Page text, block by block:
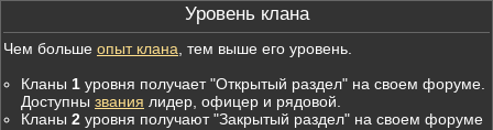
Уровень клана
Чем больше опыт клана , тем выше его уровень.
Кланы 1 уровня получает "Открытый раздел" на своем форуме.
Доступны звания лидер, офицер и рядовой.
Кланы 2 уровня получают "Закрытый раздел" на своем форуме